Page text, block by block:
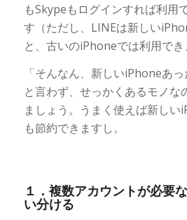
もSkypeもログインすれば利用
す（ただし、LINEは新しい
と、古いのiPhoneでは利用でき
「そんなん、新しいiPhoneあっ
と言わず、せっかくあるモノな
ましょう。うまく使えば新し
も節約できますし。
１．複数アカウントが必要
い分ける